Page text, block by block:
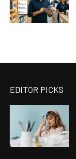
EDITOR PICKS